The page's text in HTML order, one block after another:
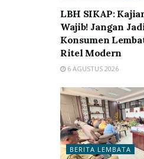
LBH SIKAP:
Wajib! Jangan
Konsumen
Ritel Modern
6 AGUSTUS 2026
BERITA LEMBATA